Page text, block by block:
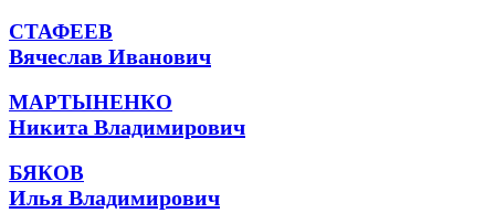
СТАФЕЕВ
Вячеслав Иванович
МАРТЫНЕНКО
Никита Владимирович
БЯКОВ
Илья Владимирович